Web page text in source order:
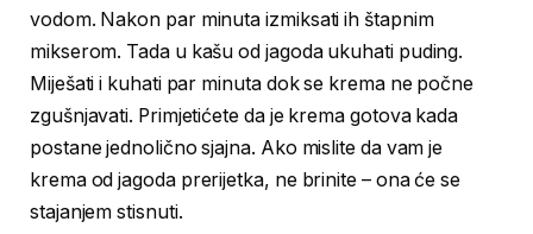
vodom. Nakon par minuta izmiksati ih štapnim
mikserom. Tada u kašu od jagoda ukuhati puding.
Miješati i kuhati par minuta dok se krema ne počne
zgušnjavati. Primjetićete da je krema gotova kada
postane jednolično sjajna. Ako mislite da vam je
krema od jagoda prerijetka, ne brinite – ona će se
stajanjem stisnuti.